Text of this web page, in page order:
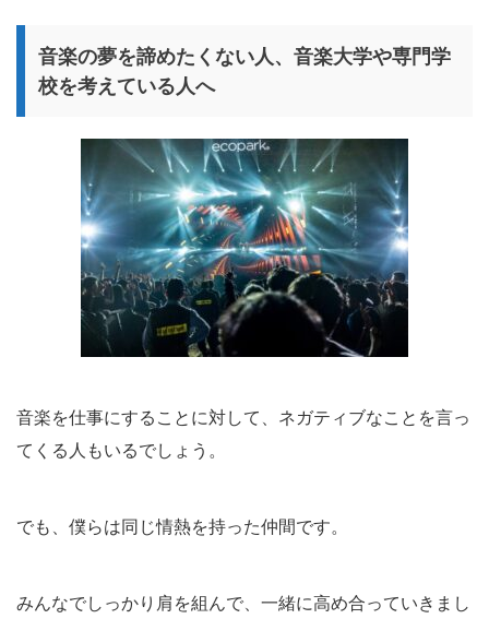
音楽の夢を諦めたくない人、音楽大学や専門学
校を考えている人へ
音楽を仕事にすることに対して、ネガティブなことを言っ
てくる人もいるでしょう。
でも、僕らは同じ情熱を持った仲間です。
みんなでしっかり肩を組んで、一緒に高め合っていきまし